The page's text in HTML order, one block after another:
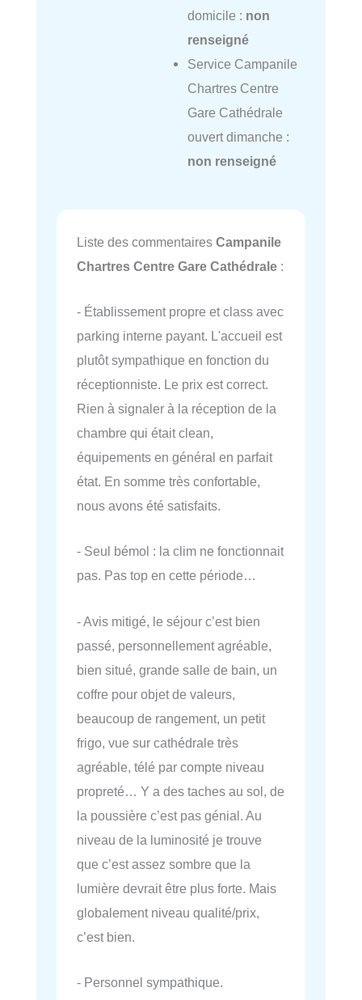
domicile : non
renseigné
Service Campanile
Chartres Centre
Gare Cathédrale
ouvert dimanche :
non renseigné
Liste des commentaires Campanile
Chartres Centre Gare Cathédrale :
- Établissement propre et class avec
parking interne payant. L'accueil est
plutôt sympathique en fonction du
réceptionniste. Le prix est correct.
Rien à signaler à la réception de la
chambre qui était clean,
équipements en général en parfait
état. En somme très confortable,
nous avons été satisfaits.
- Seul bémol : la clim ne fonctionnait
pas. Pas top en cette période…
- Avis mitigé, le séjour c’est bien
passé, personnellement agréable,
bien situé, grande salle de bain, un
coffre pour objet de valeurs,
beaucoup de rangement, un petit
frigo, vue sur cathédrale très
agréable, télé par compte niveau
propreté… Y a des taches au sol, de
la poussière c’est pas génial. Au
niveau de la luminosité je trouve
que c’est assez sombre que la
lumière devrait être plus forte. Mais
globalement niveau qualité/prix,
c’est bien.
- Personnel sympathique.